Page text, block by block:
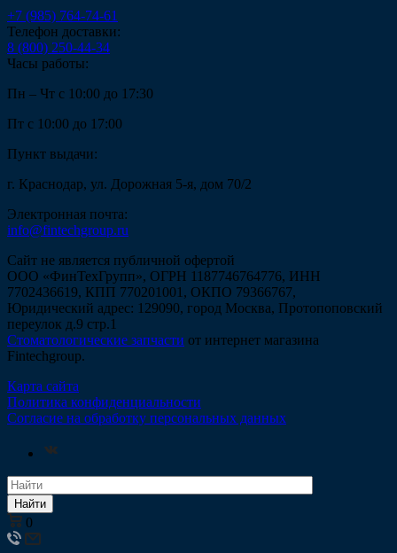
+7 (985) 764-74-61
Телефон доставки:
8 (800) 250-44-34
Часы работы:
Пн – Чт с 10:00 до 17:30
Пт с 10:00 до 17:00
Пункт выдачи:
г. Краснодар, ул. Дорожная 5-я, дом 70/2
Электронная почта:
info@fintechgroup.ru
Сайт не является публичной офертой
ООО «ФинТехГрупп», ОГРН 1187746764776, ИНН
7702436619, КПП 770201001, ОКПО 79366767,
Юридический адрес: 129090, город Москва, Протопоповский
переулок д.9 стр.1
Стоматологические запчасти от интернет магазина
Fintechgroup.
Карта сайта
Политика конфиденциальности
Согласие на обработку персональных данных
Найти
0